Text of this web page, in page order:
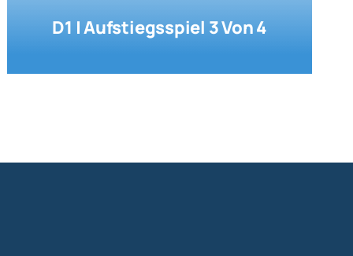
D1 | Aufstiegsspiel 3 Von 4